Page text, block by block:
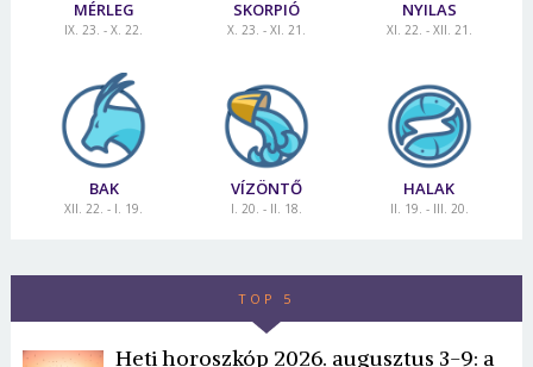
MÉRLEG
IX. 23. - X. 22.
SKORPIÓ
X. 23. - XI. 21.
NYILAS
XI. 22. - XII. 21.
BAK
XII. 22. - I. 19.
VÍZÖNTŐ
I. 20. - II. 18.
HALAK
II. 19. - III. 20.
TOP 5
Heti horoszkóp 2026. augusztus 3-9: a